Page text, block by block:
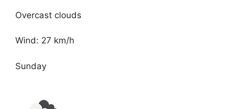
Overcast clouds
Wind: 27 km/h
Sunday